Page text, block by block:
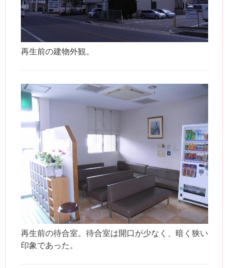
再生前の建物外観。
再生前の待合室。待合室は開口が少なく、暗く狭い
印象であった。